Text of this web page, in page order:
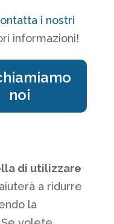
i nostri
informazioni!
noi
di utilizzare
a ridurre
la